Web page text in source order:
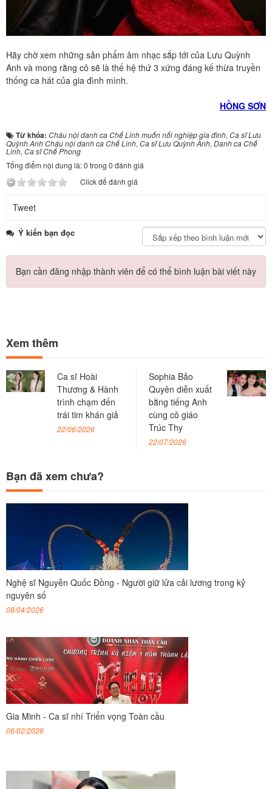
Hãy chờ xem những sản phẩm âm nhạc sắp tới của Lưu Quỳnh
Anh và mong rằng cô sẽ là thế hệ thứ 3 xứng đáng kế thừa truyền
thống ca hát của gia đình mình.
HỒNG SƠN
Từ khóa: Cháu nội danh ca Chế Linh muốn nối nghiệp gia đình, Ca sĩ Lưu
Quỳnh Anh Cháu nội danh ca Chế Linh, Ca sĩ Lưu Quỳnh Anh, Danh ca Chế
Linh, Ca sĩ Chế Phong
Tổng điểm nội dung là: 0 trong 0 đánh giá
Click để đánh giá
Tweet
Ý kiến bạn đọc
Bạn cần đăng nhập thành viên để có thể bình luận bài viết này
Xem thêm
Ca sĩ Hoài
Thương & Hành
trình chạm đến
trái tim khán giả
22/06/2026
Sophia Bảo
Quyên diễn xuất
bằng tiếng Anh
cùng cô giáo
Trúc Thy
22/07/2026
Bạn đã xem chưa?
Nghệ sĩ Nguyễn Quốc Đồng - Người giữ lửa cải lương trong kỷ
nguyên số
08/04/2026
Gia Minh - Ca sĩ nhí Triển vọng Toàn cầu
06/02/2026